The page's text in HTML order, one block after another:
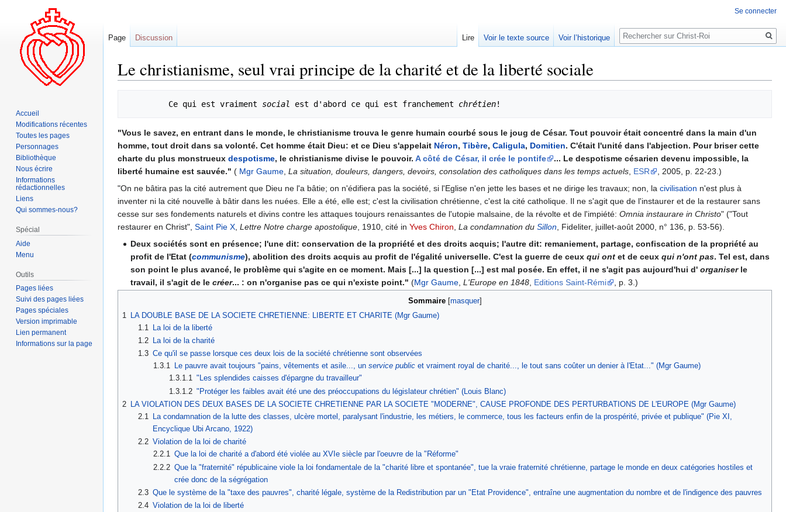
Le christianisme, seul vrai principe de la charité et de la liberté sociale
navigation
recherche
         Ce qui est vraiment
social est d'abord ce qui est franchement chrétien
"Vous le savez, en entrant dans le monde, le christianisme trouva le genre humain courbé sous le joug de César. Tout pouvoir était concentré dans la main d'un
homme, tout droit dans sa volonté. Cet homme était Dieu: et ce Dieu s'appelait Néron, Tibère, Caligula, Domitien. C'était l'unité dans l'abjection. Pour briser cette
charte du plus monstrueux despotisme, le christianisme divise le pouvoir. A côté de César, il crée le pontife
... Le despotisme césarien devenu impossible, la
liberté humaine est sauvée." ( Mgr Gaume, La situation, douleurs, dangers, devoirs, consolation des catholiques dans les temps actuels, ESR
, 2005, p. 22-23.)
"On ne bâtira pas la cité autrement que Dieu ne l'a bâtie; on n'édifiera pas la société, si l'Eglise n'en jette les bases et ne dirige les travaux; non, la civilisation n'est plus à
inventer ni la cité nouvelle à bâtir dans les nuées. Elle a été, elle est; c'est la civilisation chrétienne, c'est la cité catholique. Il ne s'agit que de l'instaurer et de la restaurer sans
cesse sur ses fondements naturels et divins contre les attaques toujours renaissantes de l'utopie malsaine, de la révolte et de l'impiété: Omnia instaurare in Christo" ("Tout
restaurer en Christ", Saint Pie X, Lettre Notre charge apostolique, 1910, cité in Yves Chiron, La condamnation du Sillon, Fideliter, juillet-août 2000, n° 136, p. 53-56).
Deux sociétés sont en présence; l'une dit: conservation de la propriété et des droits acquis; l'autre dit: remaniement, partage, confiscation de la propriété au
profit de l'Etat (communisme), abolition des droits acquis au profit de l'égalité universelle. C'est la guerre de ceuxqui ont et de ceuxqui n'ont pas. Tel est, dans
son point le plus avancé, le problème qui s'agite en ce moment. Mais [...] la question [...] est mal posée. En effet, il ne s'agit pas aujourd'hui d'organiserle
travail, il s'agit de lecréer... : on n'organise pas ce qui n'existe point." (Mgr Gaume,L'Europe en 1848, Editions Saint-Rémi , p. 3.)
Sommaire
1
LA DOUBLE BASE DE LA SOCIETE CHRETIENNE: LIBERTE ET CHARITE (Mgr Gaume)
1.1
La loi de la liberté
1.2
La loi de la charité
1.3 Ce qu'il se passe lorsque ces deux lois de la société chrétienne sont observées
1.3.1 Le pauvre avait toujours "pains, vêtements et asile..., unservice public et vraiment royal de charité..., le tout sans coûter un denier à l'Etat..." (Mgr Gaume)
1.3.1.1 "Les splendides caisses d'épargne du travailleur"
1.3.1.2 "Protéger les faibles avait été une des préoccupations du législateur chrétien" (Louis Blanc)
2 LA VIOLATION DES DEUX BASES DE LA SOCIETE CHRETIENNE PAR LA SOCIETE "MODERNE", CAUSE PROFONDE DES PERTURBATIONS DE L'EUROPE (Mgr Gaume)
2.1
La condamnation de la lutte des classes, ulcère mortel, paralysant l'industrie, les métiers, le commerce, tous les facteurs enfin de la prospérité, privée et publique" (Pie XI,
Encyclique Ubi Arcano, 1922)
2.2 Violation de la loi de charité
2.2.1 Que la loi de charité a d'abord été violée au XVIe siècle par l'oeuvre de la "Réforme"
2.2.2 Que la "fraternité" républicaine viole la loi fondamentale de la "charité libre et spontanée", tue la vraie fraternité chrétienne, partage le monde en deux catégories hostiles et
crée donc de la ségrégation
2.3 Que le système de la "taxe des pauvres", charité légale, système de la Redistribution par un "Etat Providence", entraîne une augmentation du nombre et de l'indigence des pauvres
2.4 Violation de la loi de liberté
Se connecter
Page Discussion Lire Voir le texte source Voir l’historique
Rechercher
Accueil
Modifications récentes
Toutes les pages
Personnages
Bibliothèque
Nous écrire
Informations
rédactionnelles
Liens
Qui sommes-nous?
Spécial
Aide
Menu
Outils
Pages liées
Suivi des pages liées
Pages spéciales
Version imprimable
Lien permanent
Informations sur la page